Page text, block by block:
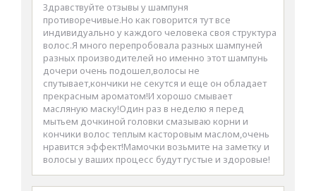
Здравствуйте отзывы у шампуня
противоречивые.Но как говорится тут все
индивидуально у каждого человека своя структура
волос.Я много перепробовала разных шампуней
разных производителей но именно этот шампунь
дочери очень подошел,волосы не
спутывает,кончики не секутся и еще он обладает
прекрасным ароматом!И хорошо смывает
масляную маску!Один раз в неделю я перед
мытьем дочкиной головки смазываю корни и
кончики волос теплым касторовым маслом,очень
нравится эффект!Мамочки возьмите на заметку и
волосы у ваших процесс будут густые и здоровые!